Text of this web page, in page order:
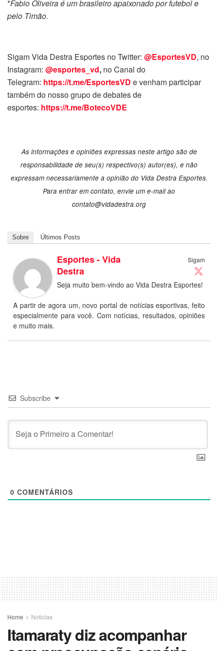
*Fabio Oliveira é um brasileiro apaixonado por futebol e
pelo Timão.
Sigam Vida Destra Esportes no Twitter: @EsportesVD, no
Instagram: @esportes_vd, no Canal do
Telegram: https://t.me/EsportesVD e venham participar
também do nosso grupo de debates de
esportes: https://t.me/BotecoVDE
As informações e opiniões expressas neste artigo são de
responsabilidade de seu(s) respectivo(s) autor(es), e não
expressam necessariamente a opinião do Vida Destra Esportes.
Para entrar em contato, envie um e-mail ao
contato@vidadestra.org
Sobre Últimos Posts
Sigam
Esportes - Vida
Destra
Seja muito bem-vindo ao Vida Destra Esportes!
A partir de agora um, novo portal de notícias esportivas, feito
especialmente para você. Com notícias, resultados, opiniões
e muito mais.
Subscribe
0 COMENTÁRIOS
Home Noticias
Itamaraty diz acompanhar